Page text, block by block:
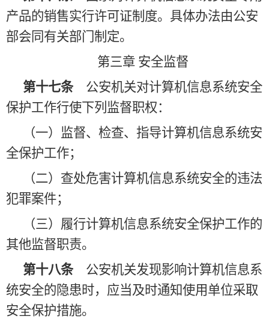
产品的销售实行许可证制度。具体办法由公安
部会同有关部门制定。
第三章 安全监督
第十七条 公安机关对计算机信息系统安全
保护工作行使下列监督职权：
（一）监督、检查、指导计算机信息系统安
全保护工作；
（二）查处危害计算机信息系统安全的违法
犯罪案件；
（三）履行计算机信息系统安全保护工作的
其他监督职责。
第十八条 公安机关发现影响计算机信息系
统安全的隐患时，应当及时通知使用单位采取
安全保护措施。